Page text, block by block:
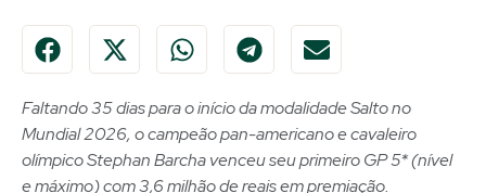
Faltando 35 dias para o início da modalidade Salto no
Mundial 2026, o campeão pan-americano e cavaleiro
olímpico Stephan Barcha venceu seu primeiro GP 5* (nível
e máximo) com 3,6 milhão de reais em premiação.